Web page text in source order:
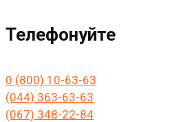
Телефонуйте
0 (800) 10-63-63
(044) 363-63-63
(067) 348-22-84